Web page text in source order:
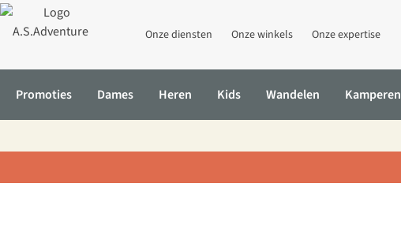
Onze diensten Onze winkels Onze expertise
Promoties Dames Heren Kids Wandelen Kamperen